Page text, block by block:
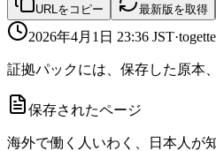
URLをコピー 最新版を取得
2026年4月1日 23:36 JST·
証拠パックには、保存した原本
保存されたページ
海外で働く人いわく、日本人が